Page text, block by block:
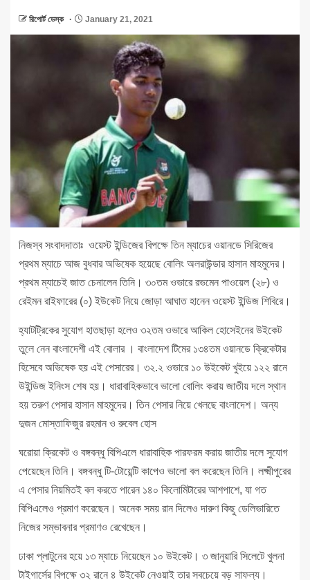
রিপোর্ট ডেস্ক January 21, 2021
নিজস্ব সংবাদদাতাঃ ওয়েস্ট ইন্ডিজের বিপক্ষে তিন ম্যাচের ওয়ানডে সিরিজের
প্রথম ম্যাচে আজ বুধবার অভিষেক হয়েছে বোলিং অলরাউন্ডার হাসান মাহমুদের।
প্রথম ম্যাচেই জাত চেনালেন তিনি। ৩০তম ওভারে রভমেন পাওয়েল (২৮) ও
রেইমন রাইফারের (০) ইউকেট নিয়ে জোড়া আঘাত হানেন ওয়েস্ট ইন্ডিজ শিবিরে।
হ্যাটট্রিকের সুযোগ হাতছাড়া হলেও ৩২তম ওভারে আকিল হোসেইনের উইকেট
তুলে নেন বাংলাদেশী এই বোলার । বাংলাদেশ টিমের ১৩৪তম ওয়ানডে ক্রিকেটার
হিসেবে অভিষেক হয় এই পেসারের। ৩২.২ ওভারে ১০ উইকেট খুইয়ে ১২২ রানে
উইন্ডিজ ইনিংস শেষ হয়। ধারাবাহিকভাবে ভালো বোলিং করায় জাতীয় দলে স্থান
হয় তরুণ পেসার হাসান মাহমুদের। তিন পেসার নিয়ে খেলছে বাংলাদেশ। অন্য
দুজন মোস্তাফিজুর রহমান ও রুবেল হোস
ঘরোয়া ক্রিকেট ও বঙ্গবন্ধু বিপিএলে ধারাবাহিক পারফরম করায় জাতীয় দলে সুযোগ
পেয়েছেন তিনি। বঙ্গবন্ধু টি-টোয়েন্টি কাপেও ভালো বল করেছেন তিনি। লক্ষ্মীপুরের
এ পেসার নিয়মিতই বল করতে পারেন ১৪০ কিলোমিটারের আশপাশে, যা গত
বিপিএলেও প্রমাণ করেছেন। অনেক সময় রান দিলেও দারুণ কিছু ডেলিভারিতে
নিজের সম্ভাবনার প্রমাণও রেখেছেন।
ঢাকা প্লাটুনের হয়ে ১৩ ম্যাচে নিয়েছেন ১০ উইকেট। ৩ জানুয়ারি সিলেটে খুলনা
টাইগার্সের বিপক্ষে ৩২ রানে ৪ উইকেট নেওয়াই তার সবচেয়ে বড় সাফল্য।